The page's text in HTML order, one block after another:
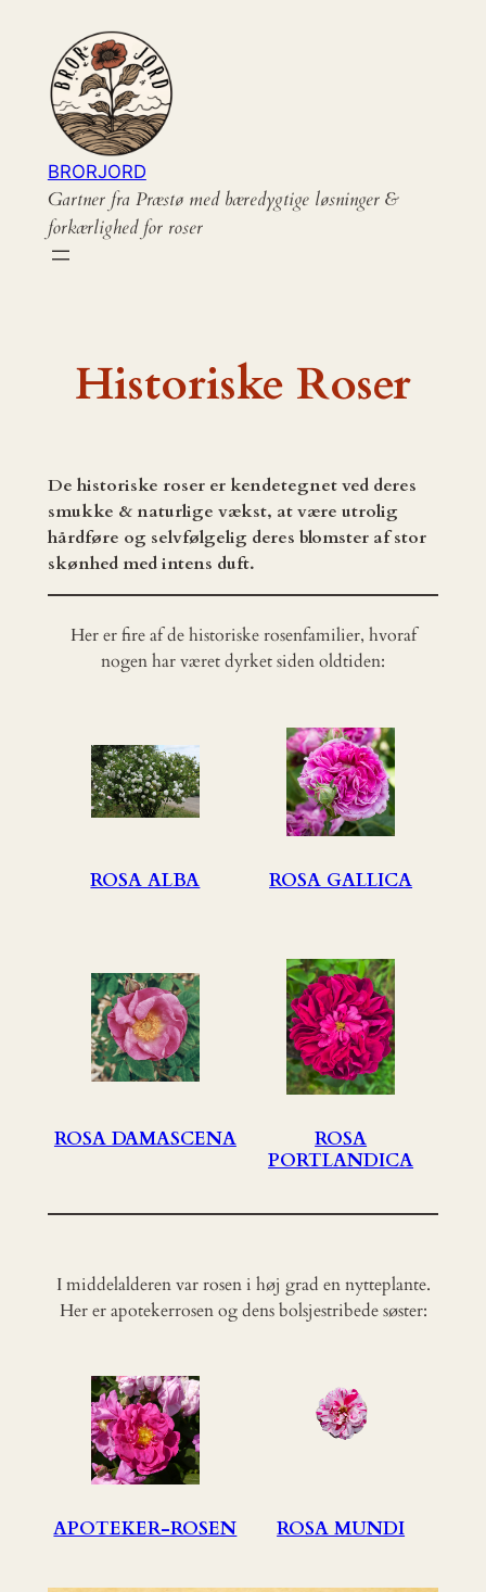
indhold
BRORJORD
Gartner fra Præstø med bæredygtige løsninger &
forkærlighed for roser
Historiske Roser
De historiske roser er kendetegnet ved deres
smukke & naturlige vækst, at være utrolig
hårdføre og selvfølgelig deres blomster af stor
skønhed med intens duft.
Her er fire af de historiske rosenfamilier, hvoraf
nogen har været dyrket siden oldtiden:
ROSA ALBA ROSA GALLICA
ROSA DAMASCENA
ROSA
PORTLANDICA
I middelalderen var rosen i høj grad en nytteplante.
Her er apotekerrosen og dens bolsjestribede søster:
APOTEKER-ROSEN ROSA MUNDI